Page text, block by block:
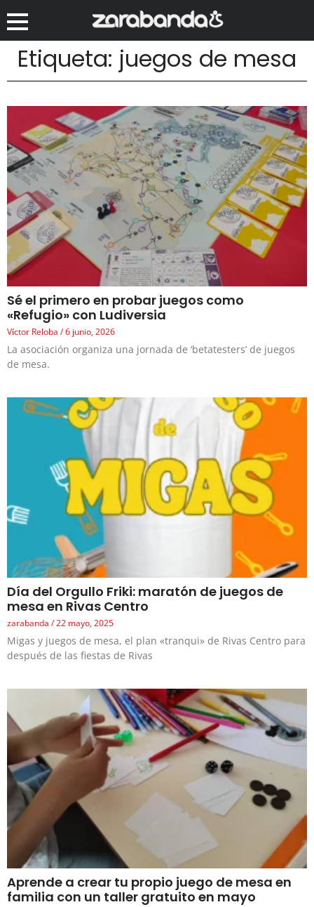
Etiqueta: juegos de mesa
Sé el primero en probar juegos como
«Refugio» con Ludiversia
Víctor Reloba 6 junio, 2026
La asociación organiza una jornada de ‘betatesters’ de juegos
de mesa.
Día del Orgullo Friki: maratón de juegos de
mesa en Rivas Centro
zarabanda 22 mayo, 2025
Migas y juegos de mesa, el plan «tranqui» de Rivas Centro para
después de las fiestas de Rivas
Aprende a crear tu propio juego de mesa en
familia con un taller gratuito en mayo